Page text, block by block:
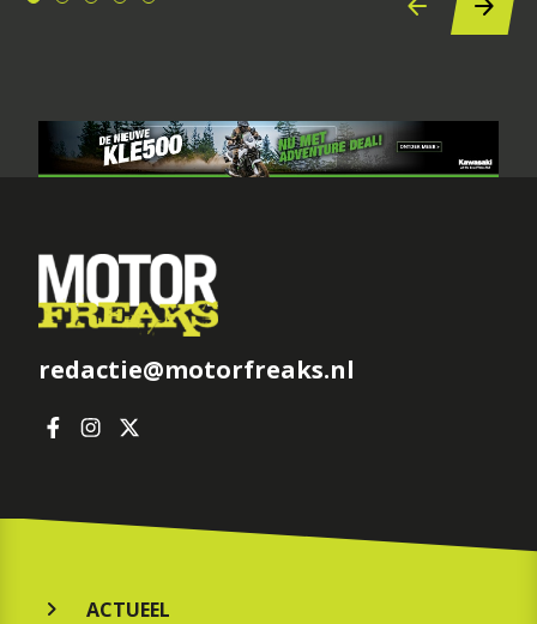
redactie@motorfreaks.nl
ACTUEEL